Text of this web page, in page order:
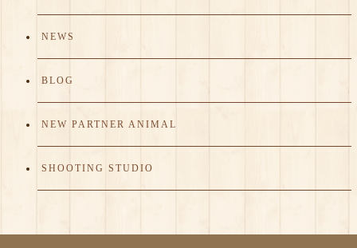
NEWS
BLOG
NEW PARTNER ANIMAL
SHOOTING STUDIO